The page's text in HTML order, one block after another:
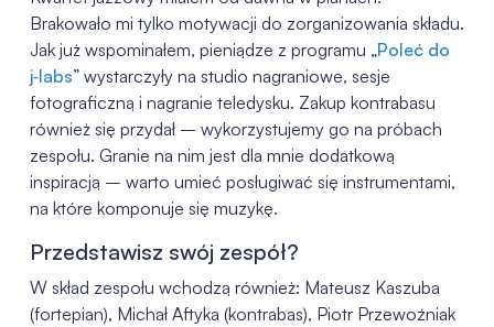
Brakowało mi tylko motywacji do zorganizowania składu.
Jak już wspominałem, pieniądze z programu „Poleć do
j‑labs” wystarczyły na studio nagraniowe, sesje
fotograficzną i nagranie teledysku. Zakup kontrabasu
również się przydał – wykorzystujemy go na próbach
zespołu. Granie na nim jest dla mnie dodatkową
inspiracją – warto umieć posługiwać się instrumentami,
na które komponuje się muzykę.
Przedstawisz swój zespół?
W skład zespołu wchodzą również: Mateusz Kaszuba
(fortepian), Michał Aftyka (kontrabas), Piotr Przewoźniak